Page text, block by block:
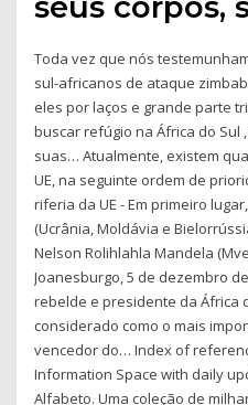
Toda vez que nós
sul-africanos de ataque
eles por laços e grande parte
buscar refúgio na África do
suas… Atualmente, existem
UE, na seguinte ordem de
riferia da UE - Em primeiro
(Ucrânia, Moldávia e
Nelson Rolihlahla Mandela
Joanesburgo, 5 de dezembro
rebelde e presidente da África
considerado como o mais
vencedor do… Index of
Information Space with daily
Alfabeto. Uma coleção de